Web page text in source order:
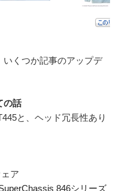
くつか記事のアップデ
の話
と、ヘッド冗長性あり
ア
846シリーズ